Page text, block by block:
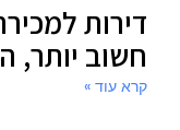
דירות
חשוב יותר,
קרא עוד »